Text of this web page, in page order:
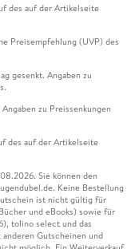
des auf der Artikelseite
Preisempfehlung (UVP) des
gesenkt. Angaben zu
zu Preissenkungen
des auf der Artikelseite
Sie können den
Keine Bestellung
ist nicht gültig für
und eBooks) sowie für
tolino select und das
Gutscheinen und